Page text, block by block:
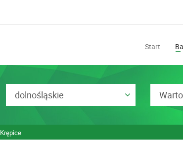
Start
dolnośląskie
Krępice